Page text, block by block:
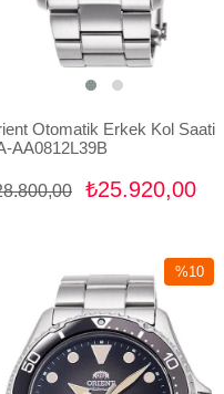
Otomatik Erkek Kol Saati
AA0812L39B
₺25.920,00
%10